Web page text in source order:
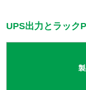
UPS出力とラック